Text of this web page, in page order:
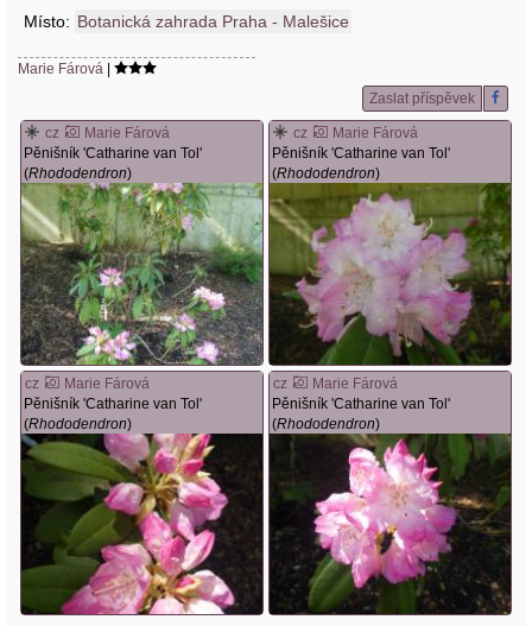
Místo: Botanická zahrada Praha - Malešice
Marie Fárová
Zaslat příspěvek
cz
Marie Fárová
Pěnišník 'Catharine van Tol'
(Rhododendron)
cz
Marie Fárová
Pěnišník 'Catharine van Tol'
(Rhododendron)
cz
Marie Fárová
Pěnišník 'Catharine van Tol'
(Rhododendron)
cz
Marie Fárová
Pěnišník 'Catharine van Tol'
(Rhododendron)